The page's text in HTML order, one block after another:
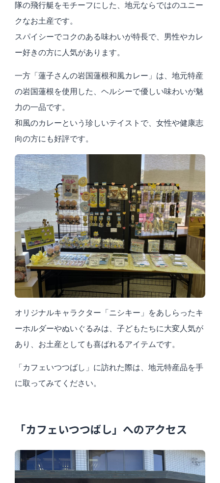
隊の飛行艇をモチーフにした、地元ならではのユニー
クなお土産です。
スパイシーでコクのある味わいが特長で、男性やカレ
ー好きの方に人気があります。
一方「蓮子さんの岩国蓮根和風カレー」は、地元特産
の岩国蓮根を使用した、ヘルシーで優しい味わいが魅
力の一品です。
和風のカレーという珍しいテイストで、女性や健康志
向の方にも好評です。
オリジナルキャラクター「ニシキー」をあしらったキ
ーホルダーやぬいぐるみは、子どもたちに大変人気が
あり、お土産としても喜ばれるアイテムです。
「カフェいつつばし」に訪れた際は、地元特産品を手
に取ってみてください。
「カフェいつつばし」へのアクセス